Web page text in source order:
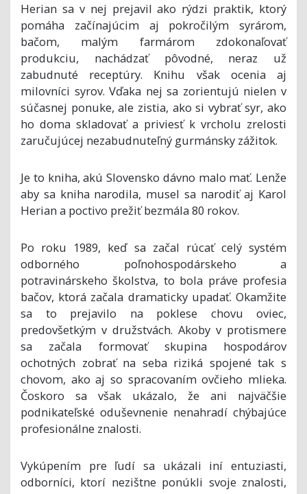
Herian sa v nej prejavil ako rýdzi praktik, ktorý
pomáha začínajúcim aj pokročilým syrárom,
bačom, malým farmárom zdokonaľovať
produkciu, nachádzať pôvodné, neraz už
zabudnuté receptúry. Knihu však ocenia aj
milovníci syrov. Vďaka nej sa zorientujú nielen v
súčasnej ponuke, ale zistia, ako si vybrať syr, ako
ho doma skladovať a priviesť k vrcholu zrelosti
zaručujúcej nezabudnuteľný gurmánsky zážitok.
Je to kniha, akú Slovensko dávno malo mať. Lenže
aby sa kniha narodila, musel sa narodiť aj Karol
Herian a poctivo prežiť bezmála 80 rokov.
Po roku 1989, keď sa začal rúcať celý systém
odborného poľnohospodárskeho a
potravinárskeho školstva, to bola práve profesia
bačov, ktorá začala dramaticky upadať. Okamžite
sa to prejavilo na poklese chovu oviec,
predovšetkým v družstvách. Akoby v protismere
sa začala formovať skupina hospodárov
ochotných zobrať na seba riziká spojené tak s
chovom, ako aj so spracovaním ovčieho mlieka.
Čoskoro sa však ukázalo, že ani najväčšie
podnikateľské oduševnenie nenahradí chýbajúce
profesionálne znalosti.
Vykúpením pre ľudí sa ukázali iní entuziasti,
odborníci, ktorí nezištne ponúkli svoje znalosti,